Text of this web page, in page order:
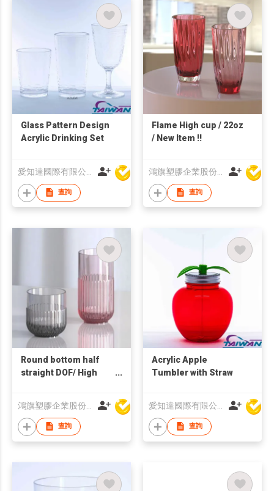
Glass Pattern Design
Acrylic Drinking Set
查詢
Flame High cup / 22oz
/ New Item !!
鴻旗塑膠企業股份有限公司
查詢
Round bottom half
straight DOF/ High
鴻旗塑膠企業股份有限公司
查詢
Acrylic Apple
Tumbler with Straw
查詢